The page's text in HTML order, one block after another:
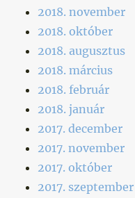
2018. november
2018. október
2018. augusztus
2018. március
2018. február
2018. január
2017. december
2017. november
2017. október
2017. szeptember